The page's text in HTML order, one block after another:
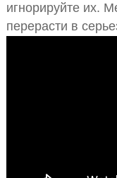
игнорируйте их.
перерасти в